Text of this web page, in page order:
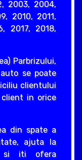
2003, 2004,
2010, 2011,
2017, 2018,
Parbrizului,
se poate
clientului
in orice
din spate a
ajuta la
si iti ofera